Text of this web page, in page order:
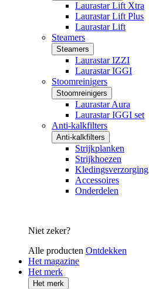
Laurastar Lift Xtra
Laurastar Lift Plus
Laurastar Lift
Steamers
Steamers
Laurastar IZZI
Laurastar IGGI
Stoomreinigers
Stoomreinigers
Laurastar Aura
Laurastar IGGI set
Anti-kalkfilters
Anti-kalkfilters
Strijkplanken
Strijkhoezen
Kledingsverzorging
Accessoires
Onderdelen
Niet zeker?
Alle producten Ontdekken
Het magazine
Het merk
Het merk